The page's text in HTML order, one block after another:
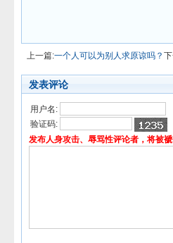
上一篇:一个人可以为别人求原谅吗？
发表评论
用户名:
验证码:
发布人身攻击、辱骂性评论者，将被褫